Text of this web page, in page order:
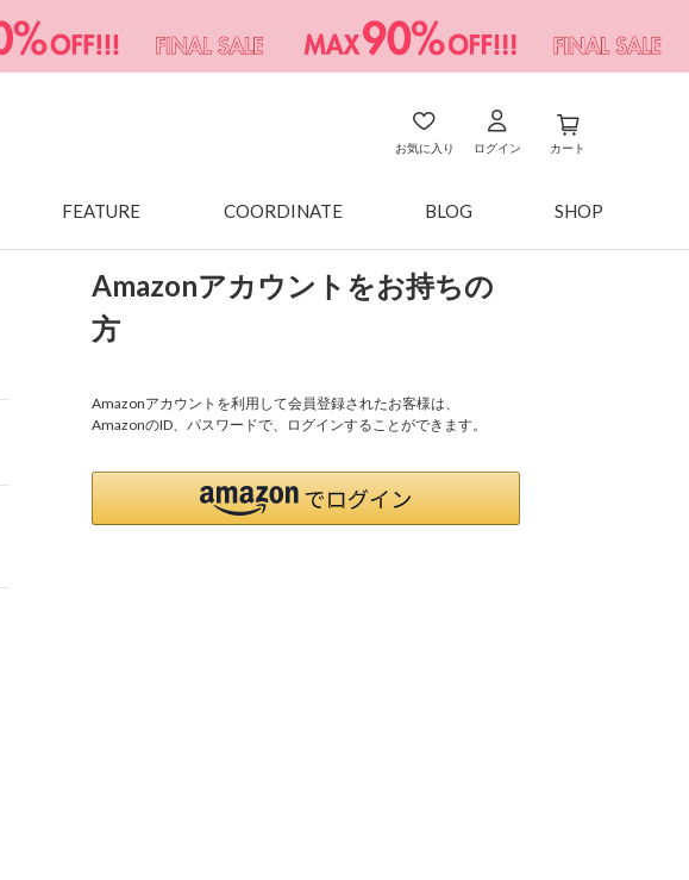
お気に入り ログイン カート
FEATURE COORDINATE BLOG SHOP
Amazonアカウントをお持ちの
方
Amazonアカウントを利用して会員登録されたお客様は、
AmazonのID、パスワードで、ログインすることができます。